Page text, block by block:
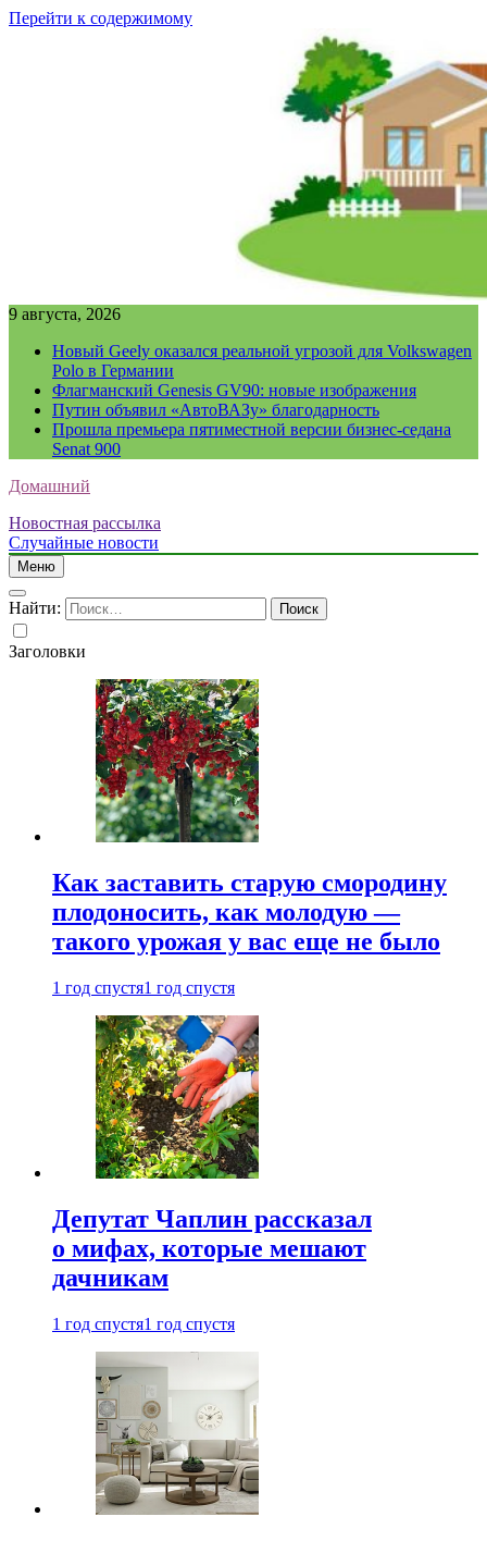
Перейти к содержимому
9 августа, 2026
Новый Geely оказался реальной угрозой для Volkswagen
Polo в Германии
Флагманский Genesis GV90: новые изображения
Путин объявил «АвтоВАЗу» благодарность
Прошла премьера пятиместной версии бизнес-седана
Senat 900
Домашний
Новостная рассылка
Случайные новости
Меню
Найти:
Заголовки
Как заставить старую смородину
плодоносить, как молодую —
такого урожая у вас еще не было
1 год спустя1 год спустя
Депутат Чаплин рассказал
о мифах, которые мешают
дачникам
1 год спустя1 год спустя